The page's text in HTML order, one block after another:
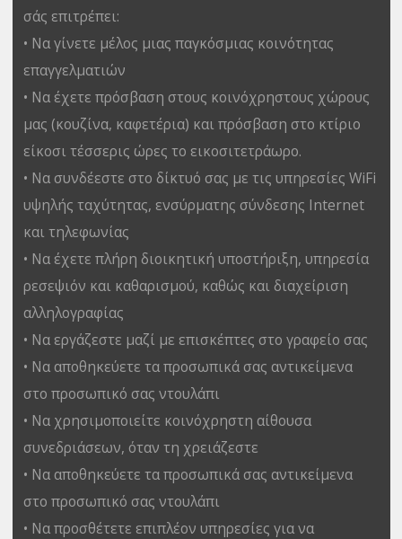
σάς επιτρέπει:
• Να γίνετε μέλος μιας παγκόσμιας κοινότητας
επαγγελματιών
• Να έχετε πρόσβαση στους κοινόχρηστους χώρους
μας (κουζίνα, καφετέρια) και πρόσβαση στο κτίριο
είκοσι τέσσερις ώρες το εικοσιτετράωρο.
• Να συνδέεστε στο δίκτυό σας με τις υπηρεσίες WiFi
υψηλής ταχύτητας, ενσύρματης σύνδεσης Internet
και τηλεφωνίας
• Να έχετε πλήρη διοικητική υποστήριξη, υπηρεσία
ρεσεψιόν και καθαρισμού, καθώς και διαχείριση
αλληλογραφίας
• Να εργάζεστε μαζί με επισκέπτες στο γραφείο σας
• Να αποθηκεύετε τα προσωπικά σας αντικείμενα
στο προσωπικό σας ντουλάπι
• Να χρησιμοποιείτε κοινόχρηστη αίθουσα
συνεδριάσεων, όταν τη χρειάζεστε
• Να αποθηκεύετε τα προσωπικά σας αντικείμενα
στο προσωπικό σας ντουλάπι
• Να προσθέτετε επιπλέον υπηρεσίες για να